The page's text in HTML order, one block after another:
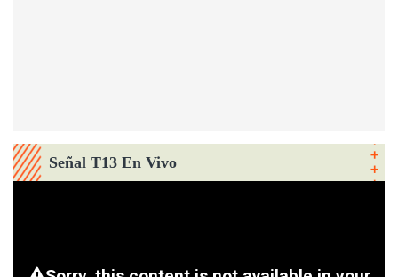
Señal T13 En Vivo